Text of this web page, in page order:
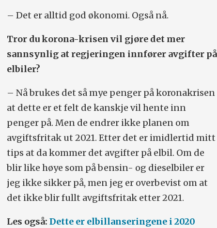
– Det er alltid god økonomi. Også nå.
Tror du korona-krisen vil gjøre det mer
sannsynlig at regjeringen innfører avgifter på
elbiler?
– Nå brukes det så mye penger på koronakrisen
at dette er et felt de kanskje vil hente inn
penger på. Men de endrer ikke planen om
avgiftsfritak ut 2021. Etter det er imidlertid mitt
tips at da kommer det avgifter på elbil. Om de
blir like høye som på bensin- og dieselbiler er
jeg ikke sikker på, men jeg er overbevist om at
det ikke blir fullt avgiftsfritak etter 2021.
Les også: Dette er elbillanseringene i 2020